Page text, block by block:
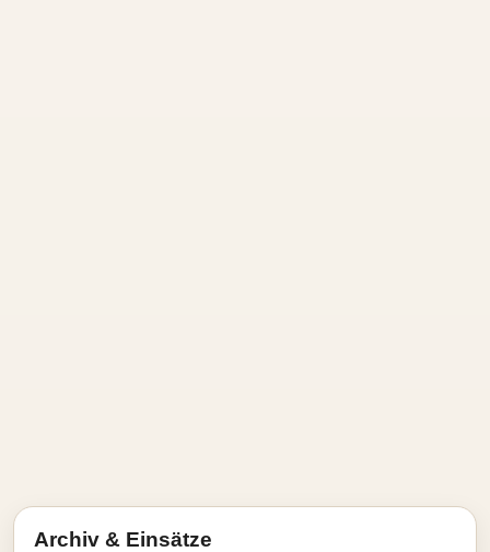
Archiv & Einsätze